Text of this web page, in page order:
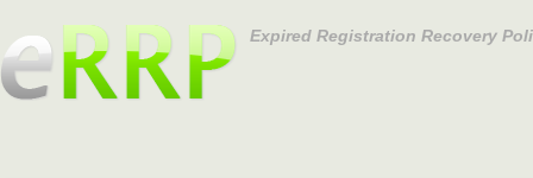
Expired Registration Recovery